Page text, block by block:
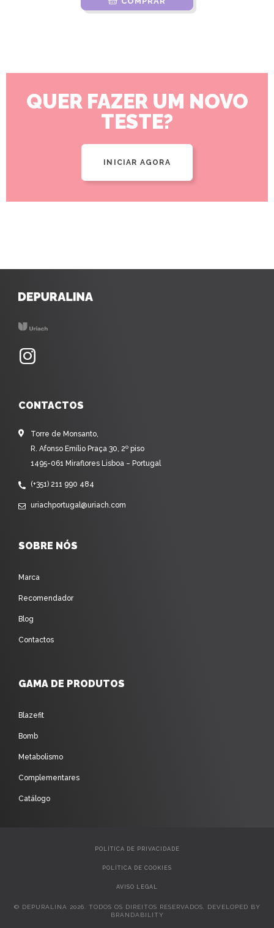
QUER FAZER UM NOVO
TESTE?
INICIAR AGORA
CONTACTOS
Torre de Monsanto,
R. Afonso Emílio Praça 30, 2º piso
1495-061 Miraflores Lisboa – Portugal
(+351) 211 990 484
uriachportugal@uriach.com
SOBRE NÓS
Marca
Recomendador
Blog
Contactos
GAMA DE PRODUTOS
Blazefit
Bomb
Metabolismo
Complementares
Catálogo
© DEPURALINA 2026. TODOS OS DIREITOS RESERVADOS. DEVELOPED BY
BRANDABILITY
POLÍTICA DE PRIVACIDADE
POLÍTICA DE COOKIES
AVISO LEGAL